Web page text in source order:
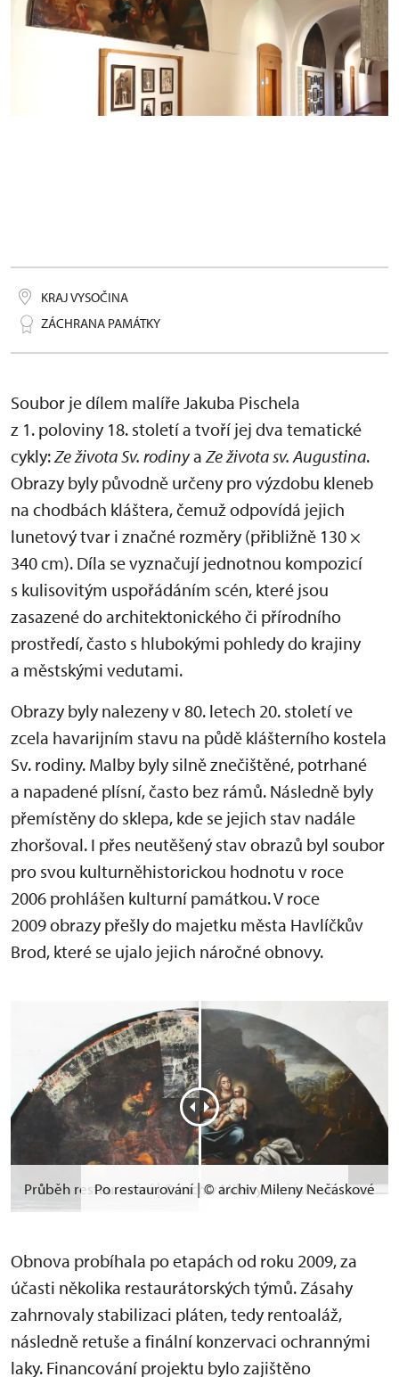
KRAJ VYSOČINA
ZÁCHRANA PAMÁTKY
Soubor je dílem malíře Jakuba Pischela
z 1. poloviny 18. století a tvoří jej dva tematické
cykly:Ze života Sv. rodinyaZe života sv. Augustina.
Obrazy byly původně určeny pro výzdobu kleneb
na chodbách kláštera, čemuž odpovídá jejich
lunetový tvar i značné rozměry (přibližně 130 ×
340 cm). Díla se vyznačují jednotnou kompozicí
s kulisovitým uspořádáním scén, které jsou
zasazené do architektonického či přírodního
prostředí, často s hlubokými pohledy do krajiny
a městskými vedutami.
Obrazy byly nalezeny v 80. letech 20. století ve
zcela havarijním stavu na půdě klášterního kostela
Sv. rodiny. Malby byly silně znečištěné, potrhané
a napadené plísní, často bez rámů. Následně byly
přemístěny do sklepa, kde se jejich stav nadále
zhoršoval. I přes neutěšený stav obrazů byl soubor
pro svou kulturněhistorickou hodnotu v roce
2006 prohlášen kulturní památkou. V roce
2009 obrazy přešly do majetku města Havlíčkův
Brod, které se ujalo jejich náročné obnovy.
Průběh restaurování | © archiv Mileny Nečáskové
Po restaurování | © archiv Mileny Nečáskové
Obnova probíhala po etapách od roku 2009, za
účasti několika restaurátorských týmů. Zásahy
zahrnovaly stabilizaci pláten, tedy rentoaláž,
následně retuše a finální konzervaci ochrannými
laky. Financování projektu bylo zajištěno